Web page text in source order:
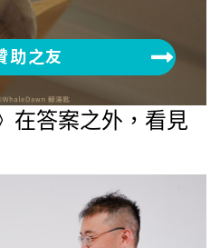
之友
在答案之外，看見